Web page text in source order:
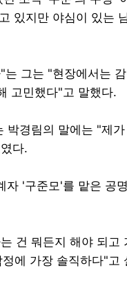
있지만 야심이 있는
그는 "현장에서는
고민했다"고 말했다.
박경림의 말에는 "제
다.
'구준모'를 맡은 공
건 뭐든지 해야 되고
에 가장 솔직하다"고